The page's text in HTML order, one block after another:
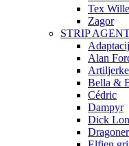
Tex
Zagor
STRIP
Alan
Artiljerke
Bella &
Cédric
Dampyr
Dick